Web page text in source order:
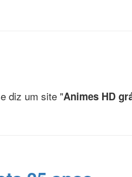
diz um site "Animes HD